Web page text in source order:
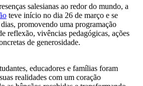
salesianas ao redor do mundo, a
teve início no dia 26 de março e se
promovendo uma programação
reflexão, vivências pedagógicas, ações
de generosidade.
educadores e famílias foram
realidades com um coração